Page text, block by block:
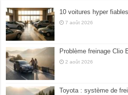
10 voitures hyper
7 août 2026
Problème freinage Clio
2 août 2026
Toyota : système de